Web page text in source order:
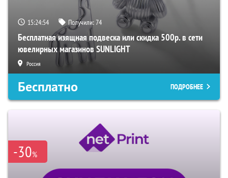
15:24:53 Получили:74
Бесплатная изящная подвеска или скидка 500р. в сети
ювелирных магазинов SUNLIGHT
Россия
Бесплатно ПОДРОБНЕЕ
-30%